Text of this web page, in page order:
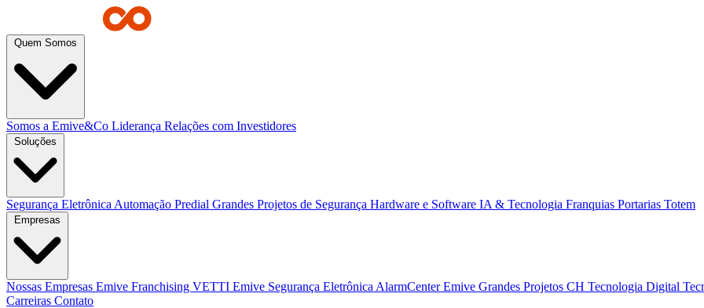
Quem Somos
Somos a Emive&Co Liderança Relações com Investidores
Soluções
Segurança Eletrônica Automação Predial Grandes Projetos de Segurança Hardware e Software IA & Tecnologia Franquias Portarias Totem
Empresas
Nossas Empresas Emive Franchising VETTI Emive Segurança Eletrônica AlarmCenterEmive Grandes Projetos CH Tecnologia Digital
Carreiras Contato